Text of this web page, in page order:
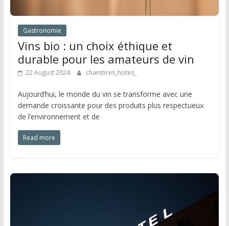
Gastronomie
Vins bio : un choix éthique et
durable pour les amateurs de vin
22 August 2024 chambres_hotes_
Aujourd’hui, le monde du vin se transforme avec une
demande croissante pour des produits plus respectueux
de l’environnement et de
Read more